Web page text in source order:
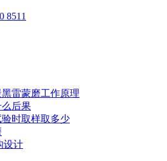
8511
雷蒙磨工作原理
后果
时取样取多少
设计